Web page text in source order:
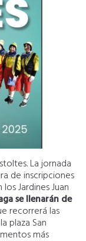
La jornada
de inscripciones
Jardines Juan
se llenarán de
recorrerá las
plaza San
más